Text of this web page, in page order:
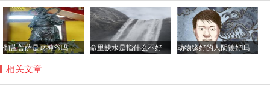
伽蓝菩萨是财神爷吗，平时如何供奉伽蓝菩萨？ 命里缺水是指什么不好具体哪方面？命中缺水的人如何化解 动物缘好的人阴德好吗，阴德厚重的面相是怎样的？
相关文章